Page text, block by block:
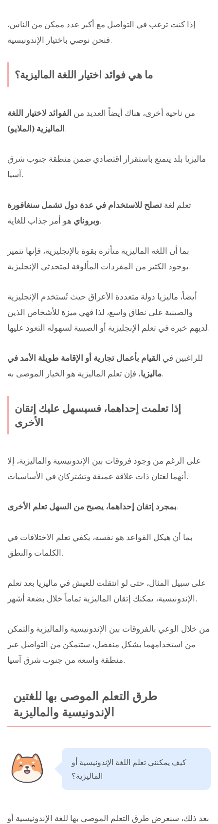
إذا كنت ترغب في التواصل مع أكبر عدد ممكن من الناس،
فنحن نوصي باختيار الإندونيسية.
ما هي فوائد اختيار اللغة الماليزية؟
من ناحية أخرى، هناك أيضاً العديد من الفوائد لاختيار اللغة
الماليزية (الملايو).
ماليزيا بلد يتمتع باستقرار اقتصادي ضمن منطقة جنوب شرق
آسيا.
تعلم لغة تصلح للاستخدام في عدة دول تشمل سنغافورة
وبرونايهو أمر جذاب للغاية.
بما أن اللغة الماليزية متأثرة بقوة بالإنجليزية، فإنها تتميز
بوجود الكثير من المفردات المألوفة لمتحدثي الإنجليزية.
أيضاً، ماليزيا دولة متعددة الأعراق حيث تُستخدم الإنجليزية
والصينية على نطاق واسع، لذا فهي ميزة للأشخاص الذين
لديهم خبرة في تعلم الإنجليزية أو الصينية لسهولة التعود عليها.
للراغبين في القيام بأعمال تجارية أو الإقامة طويلة الأمد في
ماليزيا، فإن تعلم الماليزية هو الخيار الموصى به.
إذا تعلمت إحداهما، فسيسهل عليك إتقان
الأخرى
على الرغم من وجود فروقات بين الإندونيسية والماليزية، إلا
أنهما لغتان ذات علاقة عميقة وتشتركان في الأساسيات.
بمجرد إتقان إحداهما، يصبح من السهل تعلم الأخرى.
بما أن هيكل القواعد هو نفسه، يكفي تعلم الاختلافات في
الكلمات والنطق.
على سبيل المثال، حتى لو انتقلت للعيش في ماليزيا بعد تعلم
الإندونيسية، يمكنك إتقان الماليزية تماماً خلال بضعة أشهر.
من خلال الوعي بالفروقات بين الإندونيسية والماليزية والتمكن
من استخدامهما بشكل منفصل، ستتمكن من التواصل عبر
منطقة واسعة من جنوب شرق آسيا.
طرق التعلم الموصى بها للغتين
الإندونيسية والماليزية
كيف يمكنني تعلم اللغة الإندونيسية أو
الماليزية؟
بعد ذلك، سنعرض طرق التعلم الموصى بها للغة الإندونيسية أو